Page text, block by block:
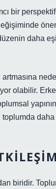
bir
daha
artmasına
olabilir.
daha
biridir.